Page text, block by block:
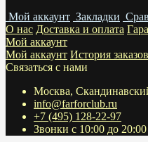
Мой аккаунт Закладки
О нас Доставка и оплата
Мой аккаунт
Мой аккаунт История заказов
Связаться с нами
Москва,
info@farforclub.ru
+7 (495) 128-22-97
Звонки c 10:00 до 20:00